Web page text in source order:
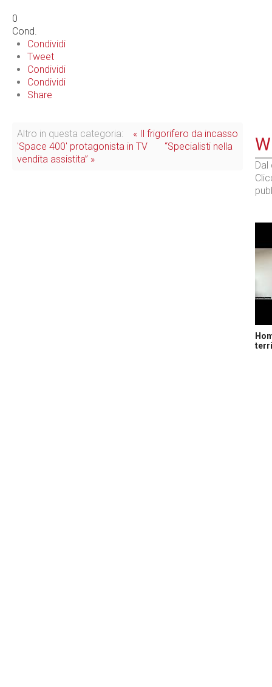
0
Cond.
Condividi
Tweet
Condividi
Condividi
Share
Altro in questa categoria:
« Il frigorifero da incasso
'Space 400' protagonista in TV
“Specialisti nella
vendita assistita” »